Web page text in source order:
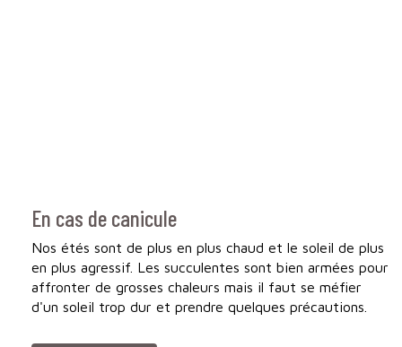
En cas de canicule
Nos étés sont de plus en plus chaud et le soleil de plus
en plus agressif. Les succulentes sont bien armées pour
affronter de grosses chaleurs mais il faut se méfier
d'un soleil trop dur et prendre quelques précautions.